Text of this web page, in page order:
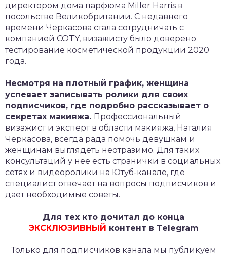
директором дома парфюма Miller Harris в
посольстве Великобритании. С недавнего
времени Черкасова стала сотрудничать с
компанией COTY, визажисту было доверено
тестирование косметической продукции 2020
года.
Несмотря на плотный график, женщина
успевает записывать ролики для своих
подписчиков, где подробно рассказывает о
секретах макияжа. Профессиональный
визажист и эксперт в области макияжа, Наталия
Черкасова, всегда рада помочь девушкам и
женщинам выглядеть неотразимо. Для таких
консультаций у нее есть странички в социальных
сетях и видеоролики на Ютуб-канале, где
специалист отвечает на вопросы подписчиков и
дает необходимые советы.
Для тех кто дочитал до конца
ЭКСКЛЮЗИВНЫЙ контент в Telegram
Только для подписчиков канала мы публикуем